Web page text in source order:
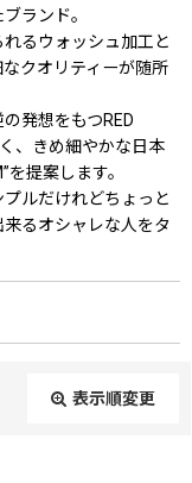
ランド。
るウォッシュ加工と
クオリティーが随所
発想をもつRED
、きめ細やかな日本
を提案します。
ルだけれどちょっと
るオシャレな人をタ
表示順変更